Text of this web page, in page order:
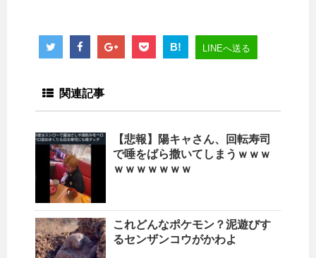
B! LINEへ送る
関連記事
【悲報】陽キャさん、回転寿司
で唾をばら撒いてしまうｗｗｗ
ｗｗｗｗｗｗｗ
これどんなポケモン？泥遊びす
るセンザンコウがかわよ